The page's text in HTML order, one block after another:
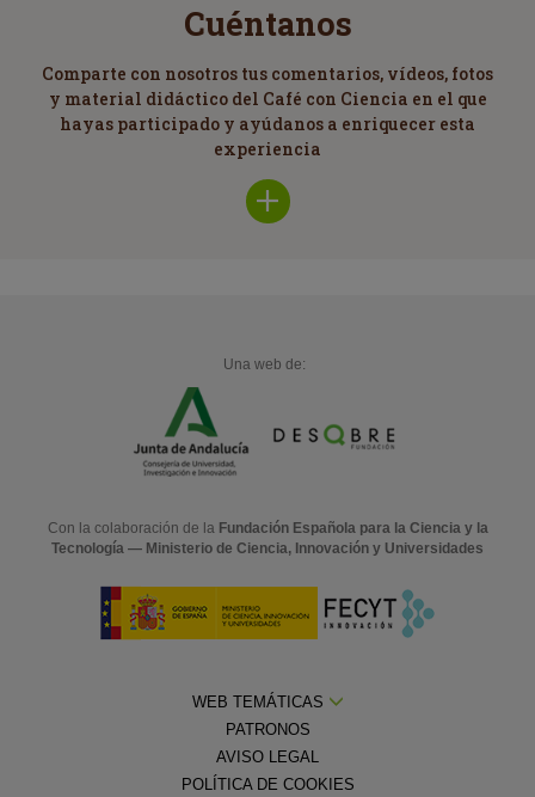
Cuéntanos
Comparte con nosotros tus comentarios, vídeos, fotos
y material didáctico del Café con Ciencia en el que
hayas participado y ayúdanos a enriquecer esta
experiencia
Una web de:
Con la colaboración de la Fundación Española para la Ciencia y la
Tecnología — Ministerio de Ciencia, Innovación y Universidades
WEB TEMÁTICAS
PATRONOS
AVISO LEGAL
POLÍTICA DE COOKIES